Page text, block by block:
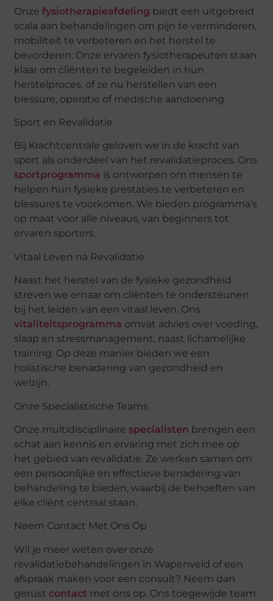
Onze fysiotherapieafdeling biedt een uitgebreid
scala aan behandelingen om pijn te verminderen,
mobiliteit te verbeteren en het herstel te
bevorderen. Onze ervaren fysiotherapeuten staan
klaar om cliënten te begeleiden in hun
herstelproces, of ze nu herstellen van een
blessure, operatie of medische aandoening.
Sport en Revalidatie
Bij Krachtcentrale geloven we in de kracht van
sport als onderdeel van het revalidatieproces. Ons
sportprogramma is ontworpen om mensen te
helpen hun fysieke prestaties te verbeteren en
blessures te voorkomen. We bieden programma’s
op maat voor alle niveaus, van beginners tot
ervaren sporters.
Vitaal Leven na Revalidatie
Naast het herstel van de fysieke gezondheid
streven we ernaar om cliënten te ondersteunen
bij het leiden van een vitaal leven. Ons
vitaliteitsprogramma omvat advies over voeding,
slaap en stressmanagement, naast lichamelijke
training. Op deze manier bieden we een
holistische benadering van gezondheid en
welzijn.
Onze Specialistische Teams
Onze multidisciplinaire specialisten brengen een
schat aan kennis en ervaring met zich mee op
het gebied van revalidatie. Ze werken samen om
een persoonlijke en effectieve benadering van
behandeling te bieden, waarbij de behoeften van
elke cliënt centraal staan.
Neem Contact Met Ons Op
Wil je meer weten over onze
revalidatiebehandelingen in Wapenveld of een
afspraak maken voor een consult? Neem dan
gerust contact met ons op. Ons toegewijde team